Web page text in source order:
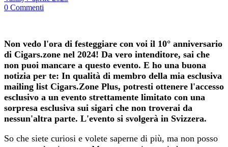
0 Commenti
Non vedo l'ora di festeggiare con voi il 10° anniversario
di Cigars.zone nel 2024! Da vero intenditore, sai che
non puoi mancare a questo evento. E ho una buona
notizia per te: In qualità di membro della mia esclusiva
mailing list Cigars.Zone Plus, potresti ottenere l'accesso
esclusivo a un evento strettamente limitato con una
sorpresa esclusiva sui sigari che non troverai da
nessun'altra parte. L'evento si svolgerà in Svizzera.
So che siete curiosi e volete saperne di più, ma non posso